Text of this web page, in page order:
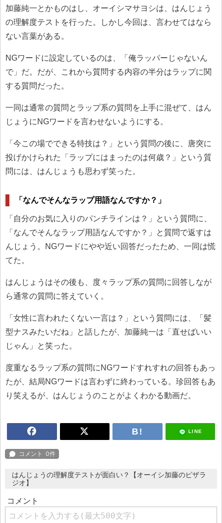
加藤純一とかものはし、オーイシマサヨシは、はんじょう
の理解度テストを行った。しかし今回は、言わせてはなら
ない言葉がある。
NGワードに設定しているのは、「俺ラッパーじゃないん
で」だ。だが、これから質問する内容の半分はラップに関
する質問だった。
一同は通常の質問とラップ系の質問を上手に混ぜて、はん
じょうにNGワードを言わせないようにする。
「今この場でできる特技は？」という質問の後に、唐突に
投げかけられた「ラップにはまったのは何歳？」という質
問には、はんじょうも思わず笑った。
「なんでそんなラップ用語なんですか？」
「自分のお気に入りのパンチラインは？」という質問に、
「なんでそんなラップ用語なんですか？」と質問で返すは
んじょう。NGワードにやや近い回答だったため、一同は慌
てた。
はんじょうはその後も、度々ラップ系の質問に回答しなが
ら通常の質問に答えていく。
「女性に言われたくない一言は？」という質問には、「髪
型ナスみたいだね」と話したが、加藤純一は「直せばいい
じゃん」と笑った。
度重なるラップ系の質問にNGワードすれすれの回答もあっ
たが、結局NGワードは言わずに終わっている。珍回答もあ
り笑えるが、はんじょうのことがよくわかる動画だ。
LINE
はんじょうの理解度テストが面白い？【オーイシ加藤のピザラ
ジオ】